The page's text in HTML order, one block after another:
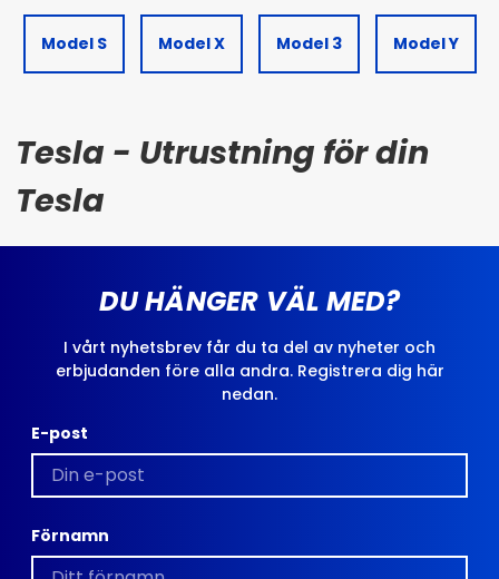
Model S Model X Model 3 Model Y
Tesla - Utrustning för din
Tesla
DU HÄNGER VÄL MED?
I vårt nyhetsbrev får du ta del av nyheter och
erbjudanden före alla andra. Registrera dig här
nedan.
E-post
Förnamn